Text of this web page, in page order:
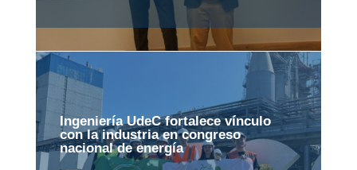
Ingeniería UdeC fortalece vínculo
con la industria en congreso
nacional de energía